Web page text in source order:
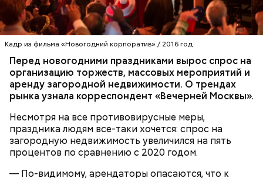
Кадр из фильма «Новогодний корпоратив» / 2016 год
Перед новогодними праздниками вырос спрос на
организацию торжеств, массовых мероприятий и
аренду загородной недвижимости. О трендах
рынка узнала корреспондент «Вечерней Москвы».
Несмотря на все противовирусные меры,
праздника людям все-таки хочется: спрос на
загородную недвижимость увеличился на пять
процентов по сравнению с 2020 годом.
— По-видимому, арендаторы опасаются, что к
Он также рассказал, что появление шаровых
молний не редкость и в Москве.
— Каждый год 26 апреля ездим на Митинское
кладбище. Для нас это важная дата. Потом
собираемся где-нибудь за столом и говорим о
личном, не о катастрофе, — добавляет он.